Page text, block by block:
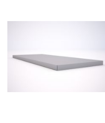
POROVNÁNÍ